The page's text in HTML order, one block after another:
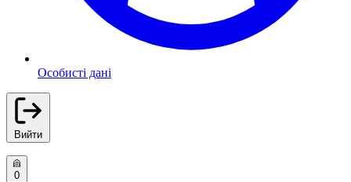
Особисті дані
Вийти
0